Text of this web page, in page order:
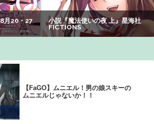
て最強の「美少女ゲームランキング」
作も：26/08/09のニュース
【FaGO】ムニエル！男の娘スキーの
ムニエルじゃないか！！